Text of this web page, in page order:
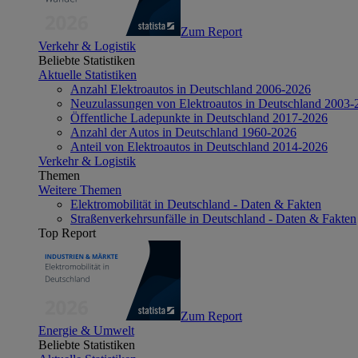
Zum Report
Verkehr & Logistik
Beliebte Statistiken
Aktuelle Statistiken
Anzahl Elektroautos in Deutschland 2006-2026
Neuzulassungen von Elektroautos in Deutschland 2003-
Öffentliche Ladepunkte in Deutschland 2017-2026
Anzahl der Autos in Deutschland 1960-2026
Anteil von Elektroautos in Deutschland 2014-2026
Verkehr & Logistik
Themen
Weitere Themen
Elektromobilität in Deutschland - Daten & Fakten
Straßenverkehrsunfälle in Deutschland - Daten & Fakten
Top Report
Zum Report
Energie & Umwelt
Beliebte Statistiken